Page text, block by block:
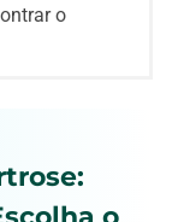
o